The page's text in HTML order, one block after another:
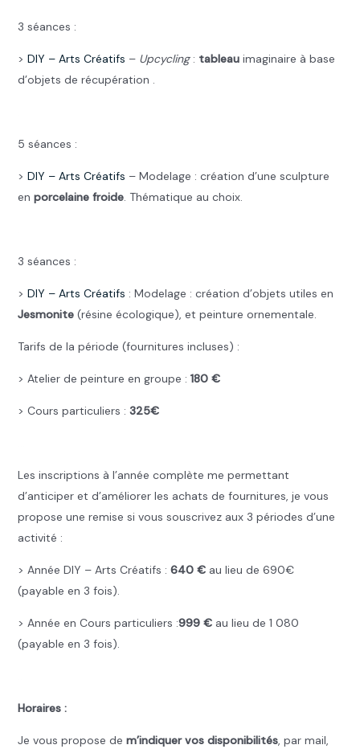
3 séances :
> DIY – Arts Créatifs – Upcycling: tableauimaginaire à base
d’objets de récupération .
5 séances :
> DIY – Arts Créatifs – Modelage : création d’une sculpture
en porcelaine froide. Thématique au choix.
3 séances :
> DIY – Arts Créatifs : Modelage : création d’objets utiles en
Jesmonite(résine écologique), et peinture ornementale.
Tarifs de la période (fournitures incluses) :
> Atelier de peinture en groupe : 180 €
> Cours particuliers : 325€
Les inscriptions à l’année complète me permettant
d’anticiper et d’améliorer les achats de fournitures, je vous
propose une remise si vous souscrivez aux 3 périodes d’une
activité :
> Année DIY – Arts Créatifs : 640 €au lieu de 690€
(payable en 3 fois).
> Année en Cours particuliers :999 € au lieu de 1 080
(payable en 3 fois).
Horaires :
Je vous propose de m’indiquer vos disponibilités, par mail,